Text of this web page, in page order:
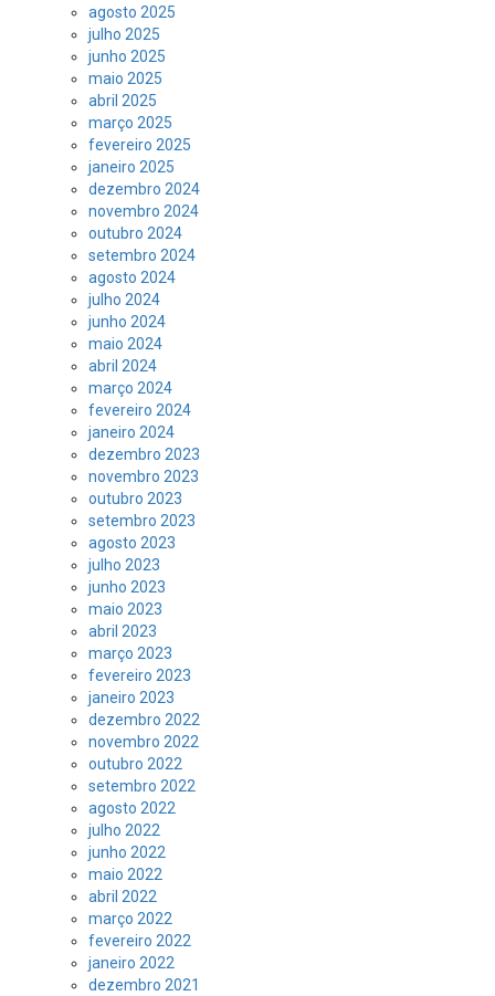
agosto 2025
julho 2025
junho 2025
maio 2025
abril 2025
março 2025
fevereiro 2025
janeiro 2025
dezembro 2024
novembro 2024
outubro 2024
setembro 2024
agosto 2024
julho 2024
junho 2024
maio 2024
abril 2024
março 2024
fevereiro 2024
janeiro 2024
dezembro 2023
novembro 2023
outubro 2023
setembro 2023
agosto 2023
julho 2023
junho 2023
maio 2023
abril 2023
março 2023
fevereiro 2023
janeiro 2023
dezembro 2022
novembro 2022
outubro 2022
setembro 2022
agosto 2022
julho 2022
junho 2022
maio 2022
abril 2022
março 2022
fevereiro 2022
janeiro 2022
dezembro 2021